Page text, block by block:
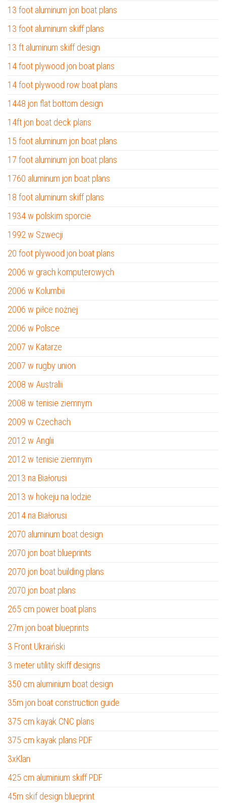
13 foot aluminum jon boat plans
13 foot aluminum skiff plans
13 ft aluminum skiff design
14 foot plywood jon boat plans
14 foot plywood row boat plans
1448 jon flat bottom design
14ft jon boat deck plans
15 foot aluminum jon boat plans
17 foot aluminum jon boat plans
1760 aluminum jon boat plans
18 foot aluminum skiff plans
1934 w polskim sporcie
1992 w Szwecji
20 foot plywood jon boat plans
2006 w grach komputerowych
2006 w Kolumbii
2006 w piłce nożnej
2006 w Polsce
2007 w Katarze
2007 w rugby union
2008 w Australii
2008 w tenisie ziemnym
2009 w Czechach
2012 w Anglii
2012 w tenisie ziemnym
2013 na Białorusi
2013 w hokeju na lodzie
2014 na Białorusi
2070 aluminum boat design
2070 jon boat blueprints
2070 jon boat building plans
2070 jon boat plans
265 cm power boat plans
27m jon boat blueprints
3 Front Ukraiński
3 meter utility skiff designs
350 cm aluminium boat design
35m jon boat construction guide
375 cm kayak CNC plans
375 cm kayak plans PDF
3xKlan
425 cm aluminium skiff PDF
45m skif design blueprint